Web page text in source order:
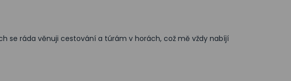
se ráda věnuji cestování a túrám v horách, což mě vždy nabíjí